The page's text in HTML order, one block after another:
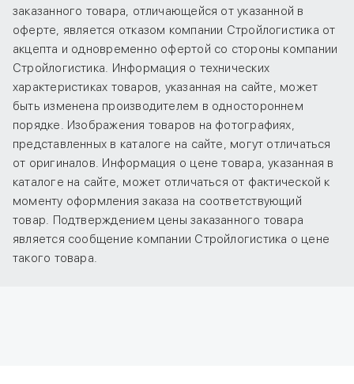
заказанного товара, отличающейся от указанной в
оферте, является отказом компании Стройлогистика от
акцепта и одновременно офертой со стороны компании
Стройлогистика. Информация о технических
характеристиках товаров, указанная на сайте, может
быть изменена производителем в одностороннем
порядке. Изображения товаров на фотографиях,
представленных в каталоге на сайте, могут отличаться
от оригиналов. Информация о цене товара, указанная в
каталоге на сайте, может отличаться от фактической к
моменту оформления заказа на соответствующий
товар. Подтверждением цены заказанного товара
является сообщение компании Стройлогистика о цене
такого товара.